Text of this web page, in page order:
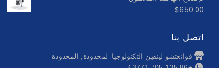
$650.00
اتصل بنا
قوانغتشو لينفين التكنولوجيا المحدودة, المحدودة